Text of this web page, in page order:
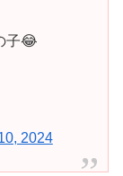
子😂
2024